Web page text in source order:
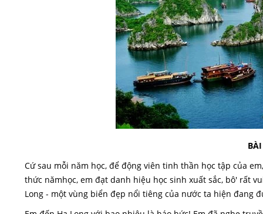
Cứ sau mỗi năm học, để động viên tinh thần học tập của
thức nămhọc, em đạt danh hiệu học sinh xuất sắc, bô' rất
Long - một vùng biển đẹp nổi tiêng của nước ta hiện đang